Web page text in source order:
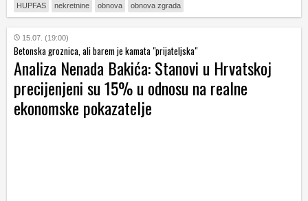
HUPFAS nekretnine obnova obnova zgrada
15.07. (19:00)
Betonska groznica, ali barem je kamata "prijateljska"
Analiza Nenada Bakića: Stanovi u Hrvatskoj
precijenjeni su 15% u odnosu na realne
ekonomske pokazatelje